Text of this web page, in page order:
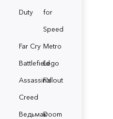
Duty
for
Speed
Far Cry Metro
BattlefieldLego
Assassin's
Creed
Fallout
ВедьмакDoom